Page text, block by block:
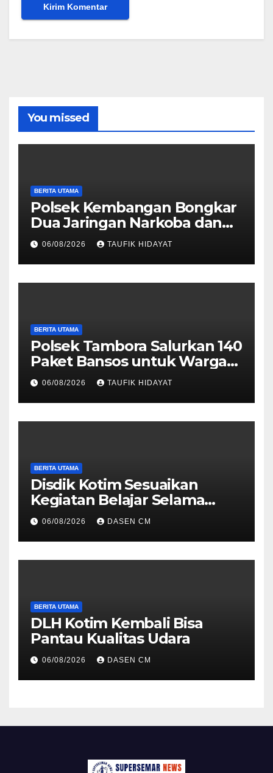
You missed
BERITA UTAMA
Polsek Kembangan Bongkar
Dua Jaringan Narkoba dan
Obat Keras, Sita Puluhan
Ribu Pil, 1,1 Kg Sabu hingga
Vape Etomidate
06/08/2026 TAUFIK HIDAYAT
BERITA UTAMA
Polsek Tambora Salurkan 140
Paket Bansos untuk Warga
Slum Area, Wujud
Kepedulian Sambut HUT ke-
81 RI
06/08/2026 TAUFIK HIDAYAT
BERITA UTAMA
Disdik Kotim Sesuaikan
Kegiatan Belajar Selama
Musim Kemarau
06/08/2026 DASEN CM
BERITA UTAMA
DLH Kotim Kembali Bisa
Pantau Kualitas Udara
06/08/2026 DASEN CM